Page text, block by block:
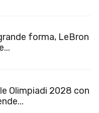
forma, LeBron
Olimpiadi 2028 con